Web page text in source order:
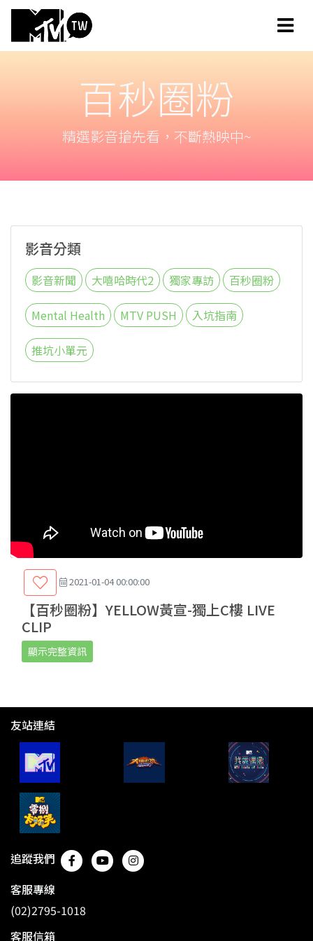
百秒圈粉
精選影音搶先看，不斷熱映中~
影音分類
影音新聞 大嘻哈時代2 獨家專訪 百秒圈粉
Mental Health MTV PUSH 入坑指南
推坑小單元
2021-01-04 00:00:00
【百秒圈粉】YELLOW黃宣-獨上C樓 LIVE
CLIP
顯示完整資訊
友站連結
追蹤我們
客服專線
(02)2795-1018
客服信箱